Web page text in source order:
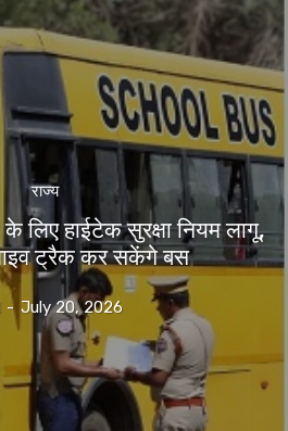
राज्य
लिए हाईटेक सुरक्षा नियम लागू,
ट्रैक कर सकेंगे बस
- July 20, 2026